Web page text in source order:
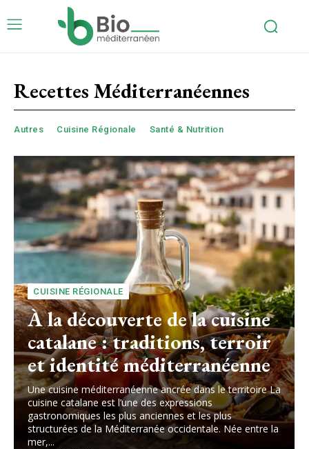
Recettes Méditerranéennes
Autres Cuisine Régionale Santé & Nutrition
CUISINE RÉGIONALE
À la découverte de la cuisine
catalane : traditions, terroir
et identité méditerranéenne
Une cuisine méditerranéenne ancrée dans le territoire La
cuisine catalane est l’une des expressions
gastronomiques les plus anciennes et les plus
structurées de la Méditerranée occidentale. Née entre la
mer,...